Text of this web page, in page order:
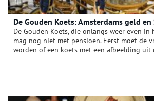
De Gouden Koets: Amsterdams geld
De Gouden Koets, die onlangs weer even in
mag nog niet met pensioen. Eerst moet de
worden of een koets met een afbeelding